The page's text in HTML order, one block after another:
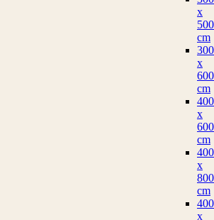
x
500
cm
300
x
600
cm
400
x
600
cm
400
x
800
cm
400
x